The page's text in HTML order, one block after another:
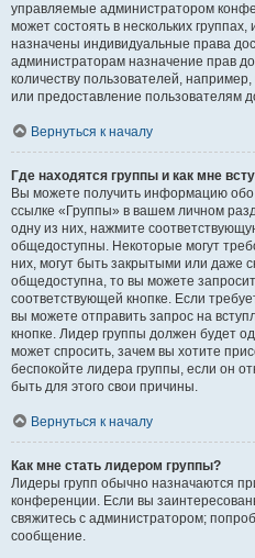
управляемые администратором
может состоять в нескольких
назначены индивидуальные права
администраторам назначение прав
количеству пользователей,
или предоставление пользователям
Вернуться к началу
Где находятся группы и как мне
Вы можете получить информацию обо
ссылке «Группы» в вашем личном
одну из них, нажмите
общедоступны. Некоторые могут
них, могут быть закрытыми или даже
общедоступна, то вы можете
соответствующей кнопке. Если
вы можете отправить запрос на
кнопке. Лидер группы должен будет
может спросить, зачем вы хотите
беспокойте лидера группы, если он
быть для этого свои причины.
Вернуться к началу
Как мне стать лидером группы?
Лидеры групп обычно назначаются
конференции. Если вы
свяжитесь с администратором;
сообщение.